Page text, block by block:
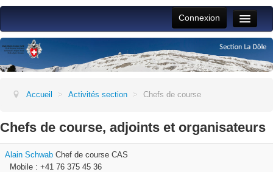
Toggle
Connexion
Accueil
Vie du club
Jeudistes
Accueil > Activités section > Chefs de course
Chefs de course, adjoints et organisateurs
Alain Schwab Chef de course CAS
Mobile : +41 76 375 45 36